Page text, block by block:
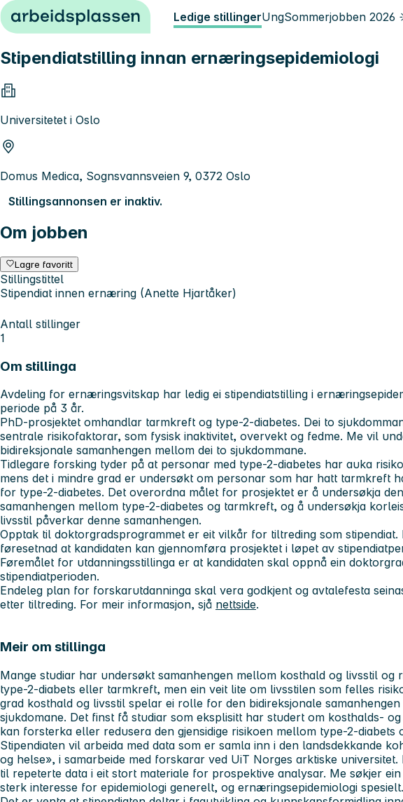
Hopp til innhold Ledige stillingerUngSommerjobben 2026
Stipendiatstilling innan ernæringsepidemiologi
Universitetet i Oslo
Domus Medica, Sognsvannsveien 9, 0372 Oslo
Stillingsannonsen er inaktiv.
Om jobben
Lagre favoritt
Stillingstittel
Stipendiat innen ernæring (Anette Hjartåker)
Antall stillinger
1
Om stillinga
Avdeling for ernæringsvitskap har ledig ei stipendiatstilling i
periode på 3 år.
PhD-prosjektet omhandlar tarmkreft og type-2-diabetes. Dei to
sentrale risikofaktorar, som fysisk inaktivitet, overvekt og fedme. Me vil
bidireksjonale samanhengen mellom dei to sjukdommane.
Tidlegare forsking tyder på at personar med type-2-diabetes har auka
mens det i mindre grad er undersøkt om personar som har hatt tarmkreft
for type-2-diabetes. Det overordna målet for prosjektet er å undersøkja
samanhengen mellom type-2-diabetes og tarmkreft, og å undersøkja
livsstil påverkar denne samanhengen.
Opptak til doktorgradsprogrammet er eit vilkår for tiltreding som stipendiat.
føresetnad at kandidaten kan gjennomføra prosjektet i løpet av
Føremålet for utdanningsstillinga er at kandidaten skal oppnå ein
stipendiatperioden.
Endeleg plan for forskarutdanninga skal vera godkjent og avtalefesta
etter tiltreding. For meir informasjon, sjå nettside.
Meir om stillinga
Mange studiar har undersøkt samanhengen mellom kosthald og livsstil og
type-2-diabets eller tarmkreft, men ein veit lite om livsstilen som felles
grad kosthald og livsstil spelar ei rolle for den bidireksjonale
sjukdomane. Det finst få studiar som eksplisitt har studert om kosthalds-
kan forsterka eller redusera den gjensidige risikoen mellom type-2-diabets
Stipendiaten vil arbeida med data som er samla inn i den landsdekkande
og helse», i samarbeide med forskarar ved UiT Norges arktiske universitet.
til repeterte data i eit stort materiale for prospektive analysar. Me søkjer
sterk interesse for epidemiologi generelt, og ernæringsepidemiologi